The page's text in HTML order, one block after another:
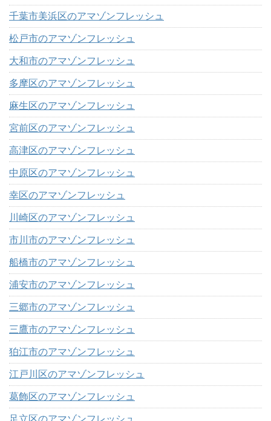
千葉市美浜区のアマゾンフレッシュ
松戸市のアマゾンフレッシュ
大和市のアマゾンフレッシュ
多摩区のアマゾンフレッシュ
麻生区のアマゾンフレッシュ
宮前区のアマゾンフレッシュ
高津区のアマゾンフレッシュ
中原区のアマゾンフレッシュ
幸区のアマゾンフレッシュ
川崎区のアマゾンフレッシュ
市川市のアマゾンフレッシュ
船橋市のアマゾンフレッシュ
浦安市のアマゾンフレッシュ
三郷市のアマゾンフレッシュ
三鷹市のアマゾンフレッシュ
狛江市のアマゾンフレッシュ
江戸川区のアマゾンフレッシュ
葛飾区のアマゾンフレッシュ
足立区のアマゾンフレッシュ